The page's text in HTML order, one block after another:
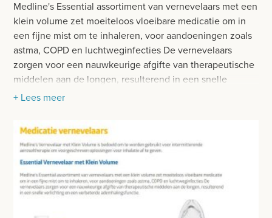
OPERATIE SETS
CONTACT
registreer
login
Prijzen worden nu inclusief BTW getoond
WIJZIG NAAR EXCLUSIEF BTW
HANDSCHOENEN
HECHTINGSMATERIAAL
OPERATIE-PROTECTIEMATERIAAL
HYGIENE
EHBO
EHBO MATERIAAL
Medline's Essential assortiment van vernevelaars met een
klein volume zet moeiteloos vloeibare medicatie om in
een fijne mist om te inhaleren, voor aandoeningen zoals
astma, COPD en luchtweginfecties De vernevelaars
zorgen voor een nauwkeurige afgifte van therapeutische
middelen aan de longen, resulterend in een snelle
verlichting en een verbeterde ademhalingsfunctie.
+ Lees meer